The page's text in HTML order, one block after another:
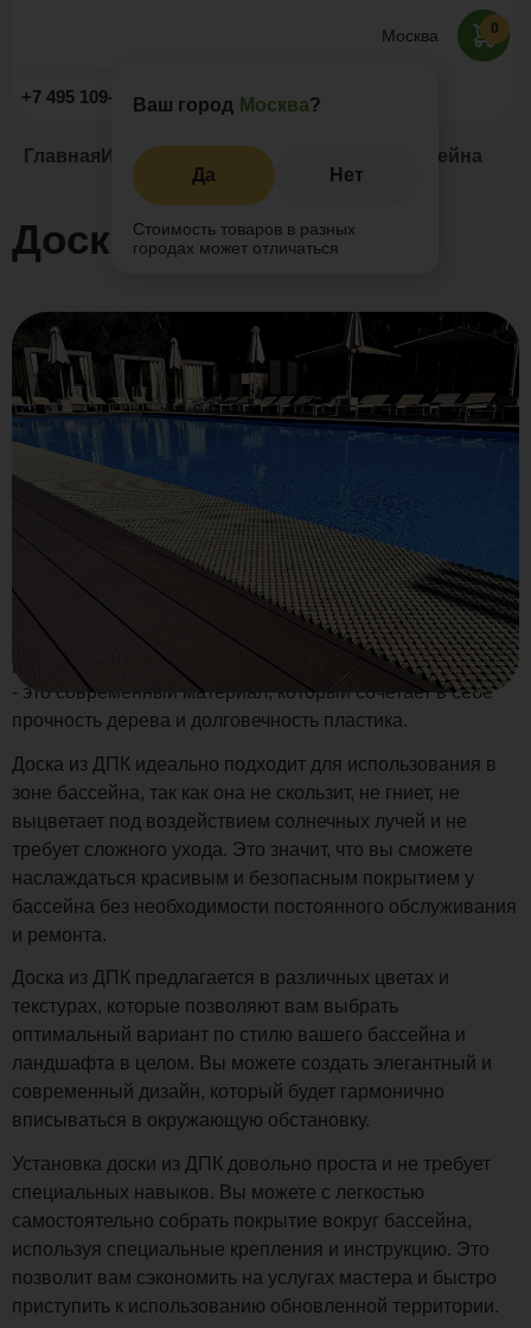
Москва
Ваш город Москва?
Да Нет
Стоимость товаров в разных
городах может отличаться
+7 495 109-52-09 Заказать звонок
0
Главная Информация Статьи Доска для бассейна
Доска для бассейна
Если вы хотите создать уютное и стильное пространство
вокруг своего бассейна, доска из ДПК - идеальное
решение для вас. ДПК (древесно-полимерный композит)
- это современный материал, который сочетает в себе
прочность дерева и долговечность пластика.
Доска из ДПК идеально подходит для использования в
зоне бассейна, так как она не скользит, не гниет, не
выцветает под воздействием солнечных лучей и не
требует сложного ухода. Это значит, что вы сможете
наслаждаться красивым и безопасным покрытием у
бассейна без необходимости постоянного обслуживания
и ремонта.
Доска из ДПК предлагается в различных цветах и
текстурах, которые позволяют вам выбрать
оптимальный вариант по стилю вашего бассейна и
ландшафта в целом. Вы можете создать элегантный и
современный дизайн, который будет гармонично
вписываться в окружающую обстановку.
Установка доски из ДПК довольно проста и не требует
специальных навыков. Вы можете с легкостью
самостоятельно собрать покрытие вокруг бассейна,
используя специальные крепления и инструкцию. Это
позволит вам сэкономить на услугах мастера и быстро
приступить к использованию обновленной территории.